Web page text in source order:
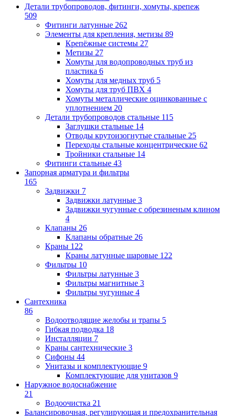
Детали трубопроводов, фитинги, хомуты, крепеж
509
Фитинги латунные 262
Элементы для крепления, метизы 89
Крепёжные системы 27
Метизы 27
Хомуты для водопроводных труб из
пластика 6
Хомуты для медных труб 5
Хомуты для труб ПВХ 4
Хомуты металлические оцинкованные с
уплотнением 20
Детали трубопроводов стальные 115
Заглушки стальные 14
Отводы крутоизогнутые стальные 25
Переходы стальные концентрические 62
Тройники стальные 14
Фитинги стальные 43
Запорная арматура и фильтры
165
Задвижки 7
Задвижки латунные 3
Задвижки чугунные с обрезиненым клином
4
Клапаны 26
Клапаны обратные 26
Краны 122
Краны латунные шаровые 122
Фильтры 10
Фильтры латунные 3
Фильтры магнитные 3
Фильтры чугунные 4
Сантехника
86
Водоотводящие желобы и трапы 5
Гибкая подводка 18
Инсталляции 7
Краны сантехнические 3
Сифоны 44
Унитазы и комплектующие 9
Комплектующие для унитазов 9
Наружное водоснабжение
21
Водоочистка 21
Балансировочная, регулирующая и предохранительная